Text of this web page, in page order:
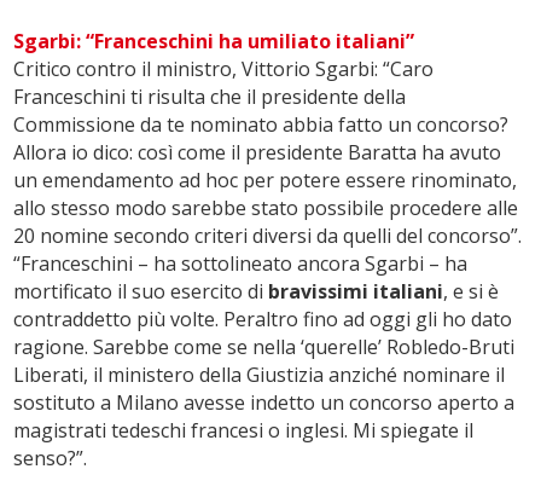
Sgarbi: “Franceschini ha umiliato italiani”
Critico contro il ministro, Vittorio Sgarbi: “Caro
Franceschini ti risulta che il presidente della
Commissione da te nominato abbia fatto un concorso?
Allora io dico: così come il presidente Baratta ha avuto
un emendamento ad hoc per potere essere rinominato,
allo stesso modo sarebbe stato possibile procedere alle
20 nomine secondo criteri diversi da quelli del concorso”.
“Franceschini – ha sottolineato ancora Sgarbi – ha
mortificato il suo esercito di bravissimi italiani, e si è
contraddetto più volte. Peraltro fino ad oggi gli ho dato
ragione. Sarebbe come se nella ‘querelle’ Robledo-Bruti
Liberati, il ministero della Giustizia anziché nominare il
sostituto a Milano avesse indetto un concorso aperto a
magistrati tedeschi francesi o inglesi. Mi spiegate il
senso?”.